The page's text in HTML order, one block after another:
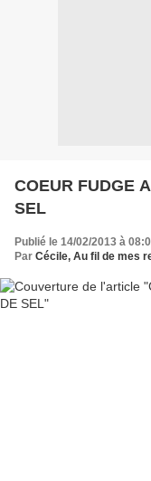
COEUR FUDGE
SEL
Publié le 14/02/2013 à
Par Cécile, Au fil de mes